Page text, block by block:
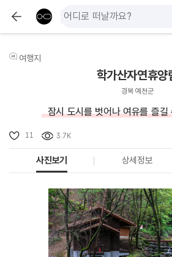
여행지
학가산자연휴양
경북 예천군
잠시 도시를 벗어나 여유를 즐길
11 3.7K
사진보기 상세정보